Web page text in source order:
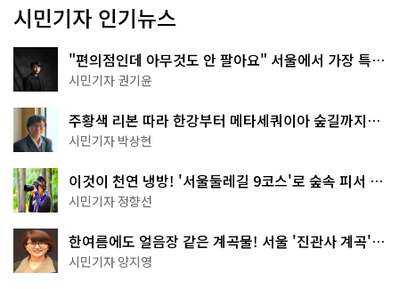
시민기자 인기뉴스
"편의점인데 아무것도 안 팔아요" 서울에서 가장 특별
한 편의점의 정체
시민기자 권기윤
주황색 리본 따라 한강부터 메타세쿼이아 숲길까지…
서울둘레길 15코스
시민기자 박상현
이것이 천연 냉방! '서울둘레길 9코스'로 숲속 피서 떠
나볼까
시민기자 정향선
한여름에도 얼음장 같은 계곡물! 서울 '진관사 계곡'이
천국이네~
시민기자 양지영